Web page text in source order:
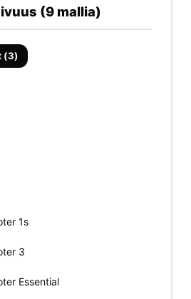
(9 mallia)
(3)
1s
3
Essential